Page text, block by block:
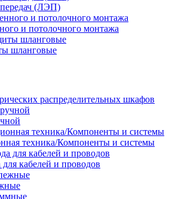
(ЛЭП)
и потолочного монтажа
шланговые
распределительных шкафов
техника/Компоненты и системы
кабелей и проводов